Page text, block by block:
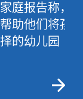
家庭报告称，
帮助他们将孩
择的幼儿园